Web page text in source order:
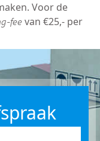
Voor de
feevan €25,- per